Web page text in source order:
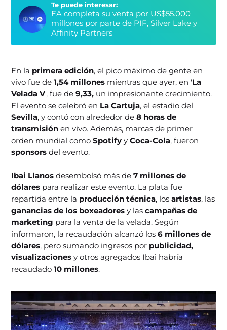
Te puede interesar:
EA completa su venta por US$55.000
millones por parte de PIF, Silver Lake y
Affinity Partners
En la primera edición, el pico máximo de gente en
vivo fue de1,54 millones mientras que ayer, en 'La
Velada V', fue de9,33, un impresionante crecimiento.
El evento se celebró en La Cartuja, el estadio del
Sevilla, y contó con alrededor de8 horas de
transmisión en vivo. Además, marcas de primer
orden mundial comoSpotify yCoca-Cola, fueron
sponsors del evento.
Ibai Llanos desembolsó más de7 millones de
dólares para realizar este evento. La plata fue
repartida entre la producción técnica, losartistas, las
ganancias de los boxeadores y lascampañas de
marketing para la venta de la velada. Según
informaron, la recaudación alcanzó los6 millones de
dólares, pero sumando ingresos por publicidad,
visualizaciones y otros agregados Ibai habría
recaudado10 millones.